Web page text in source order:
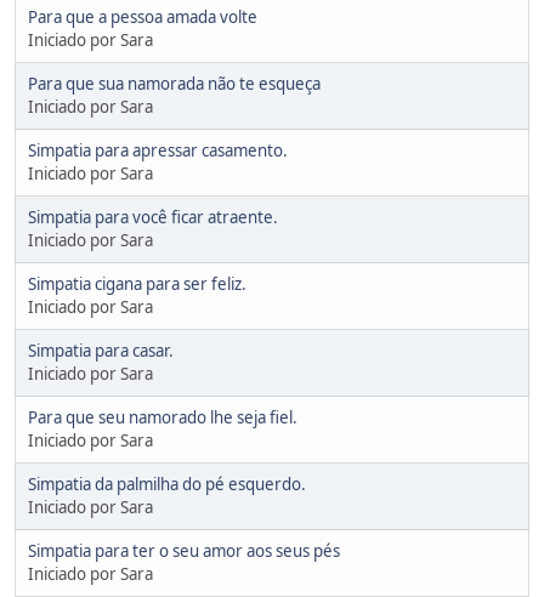
Para que a pessoa amada volte
Iniciado por Sara
Para que sua namorada não te esqueça
Iniciado por Sara
Simpatia para apressar casamento.
Iniciado por Sara
Simpatia para você ficar atraente.
Iniciado por Sara
Simpatia cigana para ser feliz.
Iniciado por Sara
Simpatia para casar.
Iniciado por Sara
Para que seu namorado lhe seja fiel.
Iniciado por Sara
Simpatia da palmilha do pé esquerdo.
Iniciado por Sara
Simpatia para ter o seu amor aos seus pés
Iniciado por Sara